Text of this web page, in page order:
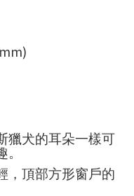
獵犬的耳朵一樣可
，頂部方形窗戶的